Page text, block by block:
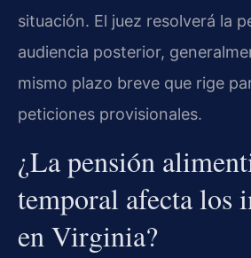
situación. El juez resolverá la
audiencia posterior,
mismo plazo breve que rige
peticiones provisionales.
¿La pensión
temporal afecta los
en Virginia?